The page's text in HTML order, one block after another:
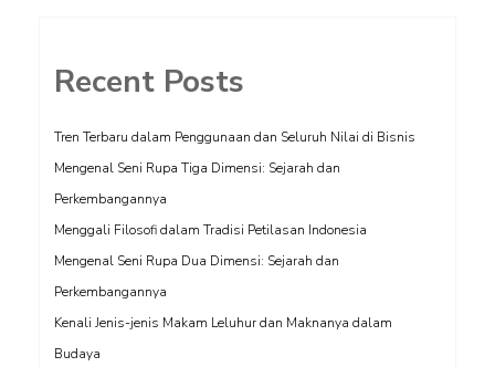
Recent Posts
Tren Terbaru dalam Penggunaan dan Seluruh Nilai di Bisnis
Mengenal Seni Rupa Tiga Dimensi: Sejarah dan
Perkembangannya
Menggali Filosofi dalam Tradisi Petilasan Indonesia
Mengenal Seni Rupa Dua Dimensi: Sejarah dan
Perkembangannya
Kenali Jenis-jenis Makam Leluhur dan Maknanya dalam
Budaya